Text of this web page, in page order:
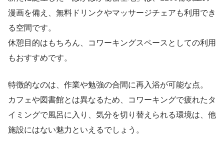
漫画を備え、無料ドリンクやマッサージチェアも利用でき
る空間です。
休憩目的はもちろん、コワーキングスペースとしての利用
もおすすめです。
特徴的なのは、作業や勉強の合間に再入浴が可能な点。
カフェや図書館とは異なるため、コワーキングで疲れたタ
イミングで風呂に入り、気分を切り替えられる環境は、他
施設にはない魅力といえるでしょう。